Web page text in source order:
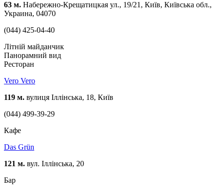
63 м. Набережно-Крещатицкая ул., 19/21, Київ, Київська обл.,
Украина, 04070
(044) 425-04-40
Літній майданчик
Панорамний вид
Ресторан
Vero Vero
119 м. вулиця Іллінська, 18, Київ
(044) 499-39-29
Кафе
Das Grün
121 м. вул. Іллінська, 20
Бар